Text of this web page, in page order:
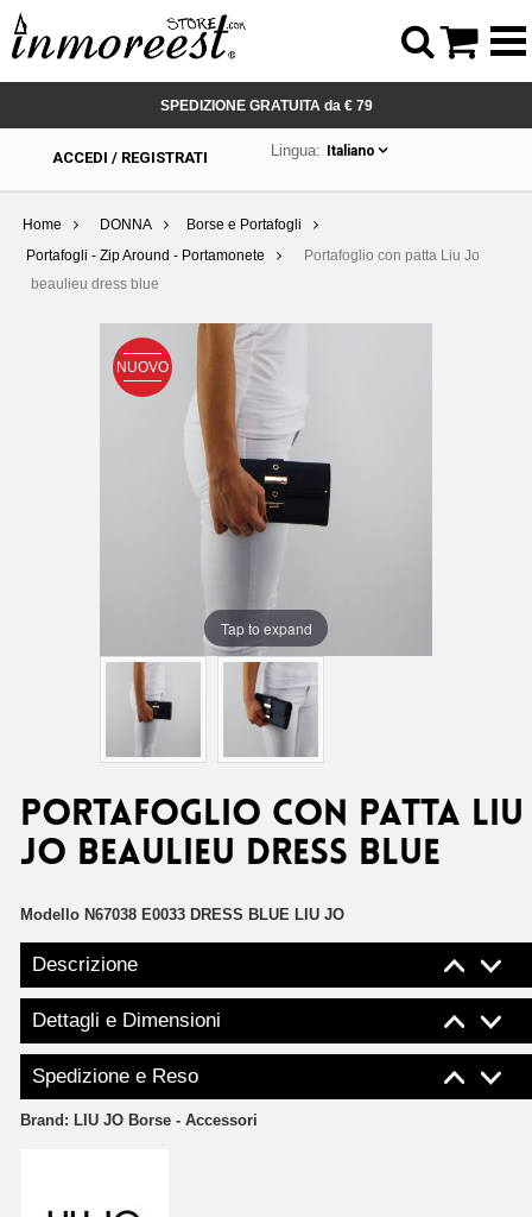
SPEDIZIONE GRATUITA da € 79
ACCEDI / REGISTRATI Lingua: Italiano
Home DONNA
Borse e Portafogli
Portafogli - Zip Around - Portamonete
Portafoglio con patta Liu Jo
beaulieu dress blue
NUOVO
Tap to expand
Portafoglio con patta Liu
Jo beaulieu dress blue
Modello N67038 E0033 DRESS BLUE LIU JO
Descrizione
Dettagli e Dimensioni
Spedizione e Reso
Brand: LIU JO Borse - Accessori
 